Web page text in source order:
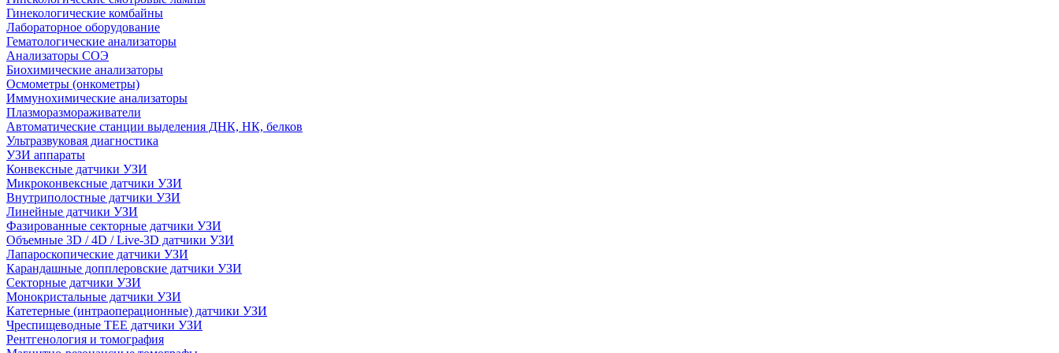
Гинекологические комбайны
Лабораторное оборудование
Гематологические анализаторы
Анализаторы СОЭ
Биохимические анализаторы
Осмометры (онкометры)
Иммунохимические анализаторы
Плазморазмораживатели
Автоматические станции выделения ДНК, НК, белков
Ультразвуковая диагностика
УЗИ аппараты
Конвексные датчики УЗИ
Микроконвексные датчики УЗИ
Внутриполостные датчики УЗИ
Линейные датчики УЗИ
Фазированные секторные датчики УЗИ
Объемные 3D / 4D / Live-3D датчики УЗИ
Лапароскопические датчики УЗИ
Карандашные допплеровские датчики УЗИ
Секторные датчики УЗИ
Монокристальные датчики УЗИ
Катетерные (интраоперационные) датчики УЗИ
Чреспищеводные TEE датчики УЗИ
Рентгенология и томография